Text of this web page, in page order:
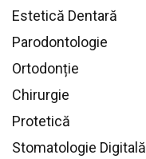
Estetică Dentară
Parodontologie
Ortodonție
Chirurgie
Protetică
Stomatologie Digitală